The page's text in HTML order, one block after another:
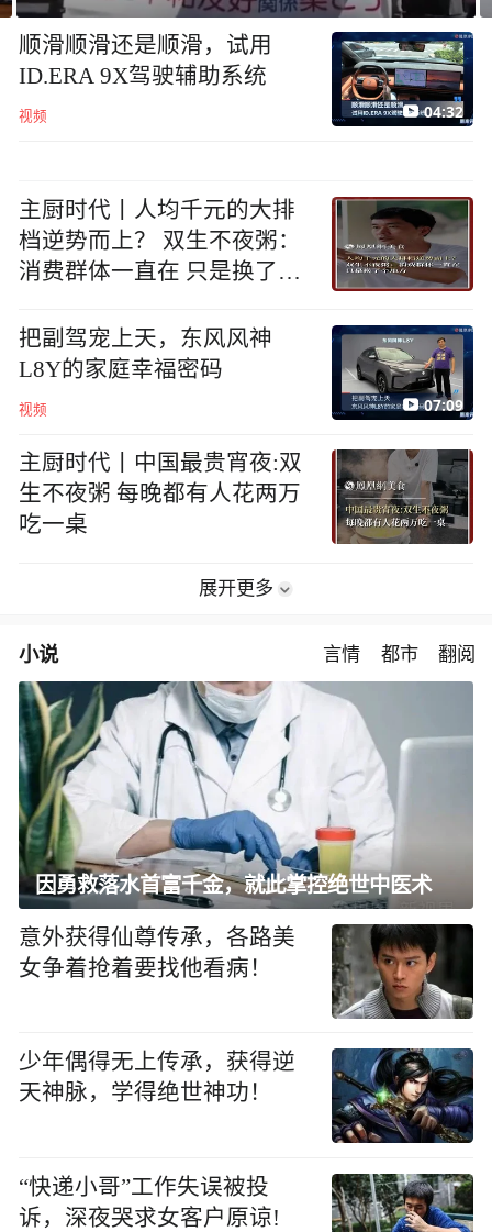
顺滑顺滑还是顺滑，试用
ID.ERA 9X驾驶辅助系统
视频 04:32
主厨时代丨人均千元的大排
档逆势而上？ 双生不夜粥：
消费群体一直在 只是换了个
把副驾宠上天，东风风神
L8Y的家庭幸福密码
视频 07:09
主厨时代丨中国最贵宵夜:双
生不夜粥 每晚都有人花两万
吃一桌
展开更多
小说 言情 都市 翻阅
因勇救落水首富千金，就此掌控绝世中医术
意外获得仙尊传承，各路美
女争着抢着要找他看病！
少年偶得无上传承，获得逆
天神脉，学得绝世神功！
“快递小哥”工作失误被投
诉，深夜哭求女客户原谅!